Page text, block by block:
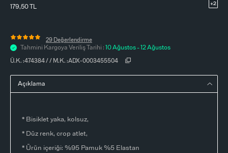
Açıklama
* Bisiklet yaka, kolsuz,
* Düz renk, crop atlet,
* Ürün içeriği: %95 Pamuk %5 Elastan
Ü.K. :474384/ / M.K. :ADX-0003455504
179,50TL
+2
29 Değerlendirme
Tahmini Kargoya Veriliş Tarihi : 10 Ağustos - 12 Ağustos